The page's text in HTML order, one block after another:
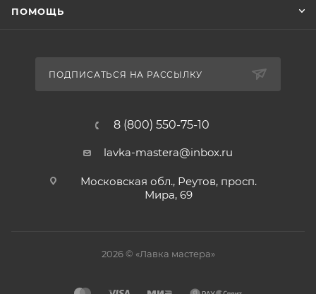
ПОМОЩЬ
ПОДПИСАТЬСЯ НА РАССЫЛКУ
8 (800) 550-75-10
lavka-mastera@inbox.ru
Московская обл., Реутов, просп.
Мира, 69
2026 © «Лавка мастера»